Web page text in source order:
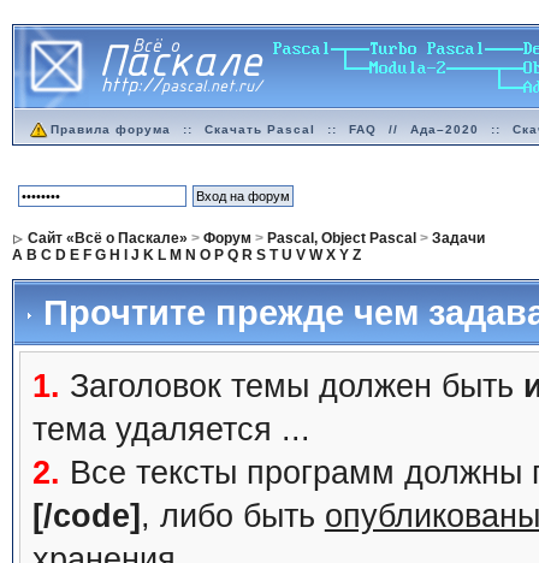
Правила форума :: Скачать Pascal :: FAQ // Ада–2020 ::
Сайт «Всё о Паскале» > Форум > Pascal, Object Pascal > Задачи
A B C D E F G H J K L M N O P Q R S T U V W X Y Z
Прочтите прежде чем
1. Заголовок темы должен быть
тема удаляется ...
2. Все тексты программ должны
[/code] , либо быть